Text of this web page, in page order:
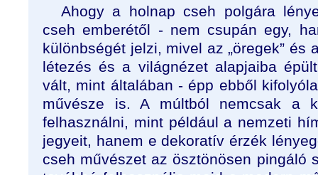
Ahogy a holnap cseh polgára
cseh emberétől - nem csupán egy,
különbségét jelzi, mivel az „öregek” és
létezés és a világnézet alapjaiba
vált, mint általában - épp ebből
művésze is. A múltból nemcsak a
felhasználni, mint például a nemzeti
jegyeit, hanem e dekoratív érzék
cseh művészet az ösztönösen pingáló